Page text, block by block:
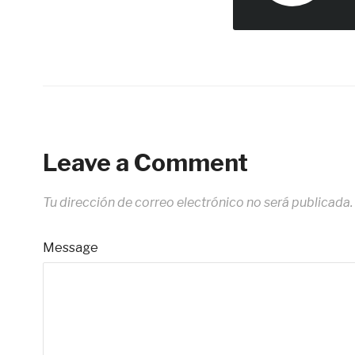
Leave a Comment
Tu dirección de correo electrónico no será publicada.
Message